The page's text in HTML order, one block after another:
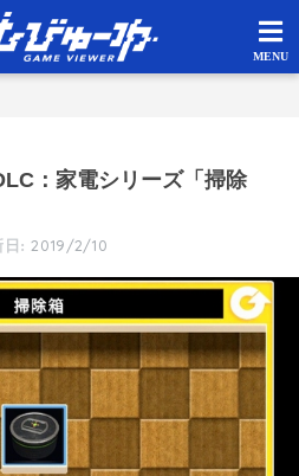
：家電シリーズ「掃除
2019/2/10